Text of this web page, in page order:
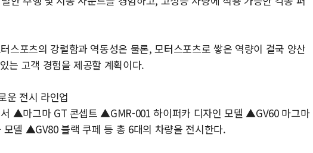
스포츠의 강렬함과 역동성은 물론, 모터스포츠로 쌓은 역량이 결국 양산
는 고객 경험을 제공할 계획이다.
운 전시 라인업
▲마그마 GT 콘셉트 ▲GMR-001 하이퍼카 디자인 모델 ▲GV60 마그마
델 ▲GV80 블랙 쿠페 등 총 6대의 차량을 전시한다.